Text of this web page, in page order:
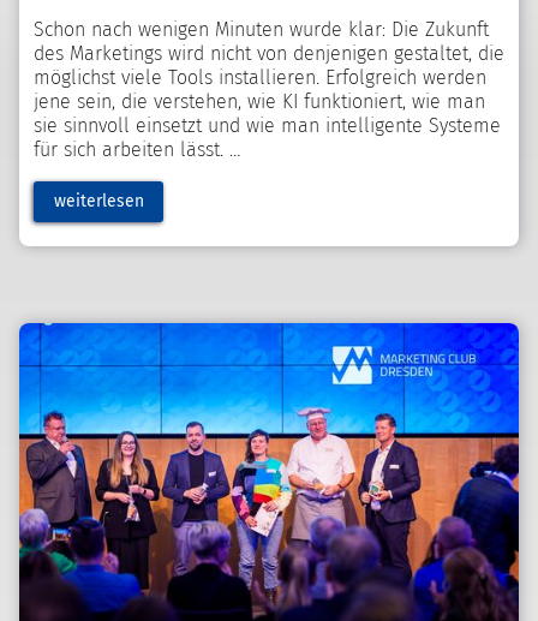
Schon nach wenigen Minuten wurde klar: Die Zukunft
des Marketings wird nicht von denjenigen gestaltet, die
möglichst viele Tools installieren. Erfolgreich werden
jene sein, die verstehen, wie KI funktioniert, wie man
sie sinnvoll einsetzt und wie man intelligente Systeme
für sich arbeiten lässt.
weiterlesen